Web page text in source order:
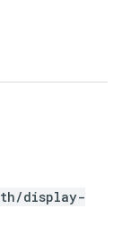
display-